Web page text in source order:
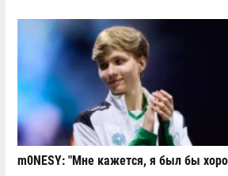
m0NESY: "Мне кажется, я был бы